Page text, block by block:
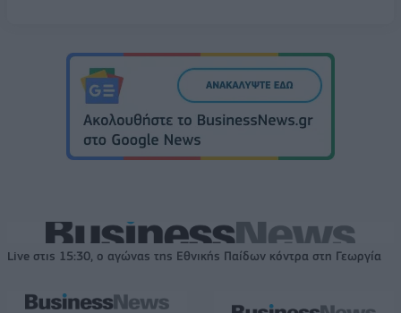
Live στις 15:30, ο αγώνας της Εθνικής Παίδων κόντρα στη Γεωργία